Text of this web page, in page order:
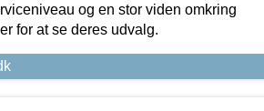
og en stor viden omkring
for at se deres udvalg.